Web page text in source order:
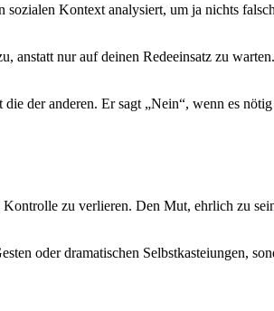
Kontext analysiert, um ja nichts
anstatt nur auf deinen Redeeinsatz zu
der anderen. Er sagt „Nein“, wenn es
zu verlieren. Den Mut, ehrlich zu
oder dramatischen Selbstkasteiungen,